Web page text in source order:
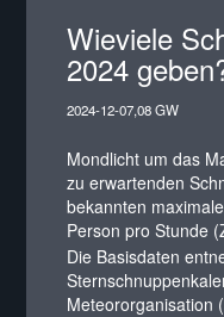
Wieviele
2024
2024-12-07,08 GW
Mondlicht um das
zu erwartenden
bekannten
Person pro Stunde
Die Basisdaten
Meteororganisation